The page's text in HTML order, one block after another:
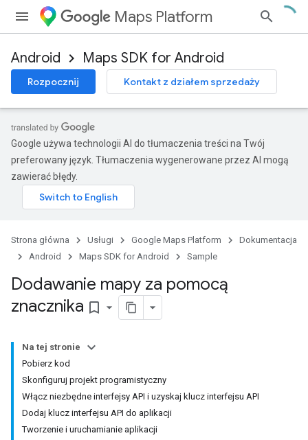
Maps Platform
Android Maps SDK for Android
Rozpocznij Kontakt z działem sprzedaży
Google używa technologii AI do tłumaczenia treści na Twój
preferowany język. Tłumaczenia wygenerowane przez AI mogą
zawierać błędy.
Strona główna Usługi Google Maps Platform
Dokumentacja
Android
Maps SDK for Android Sample
Dodawanie mapy za pomocą
znacznika bookmark_border
Na tej stronie
Pobierz kod
Skonfiguruj projekt programistyczny
Włącz niezbędne interfejsy API i uzyskaj klucz interfejsu API
Dodaj klucz interfejsu API do aplikacji
Tworzenie i uruchamianie aplikacji